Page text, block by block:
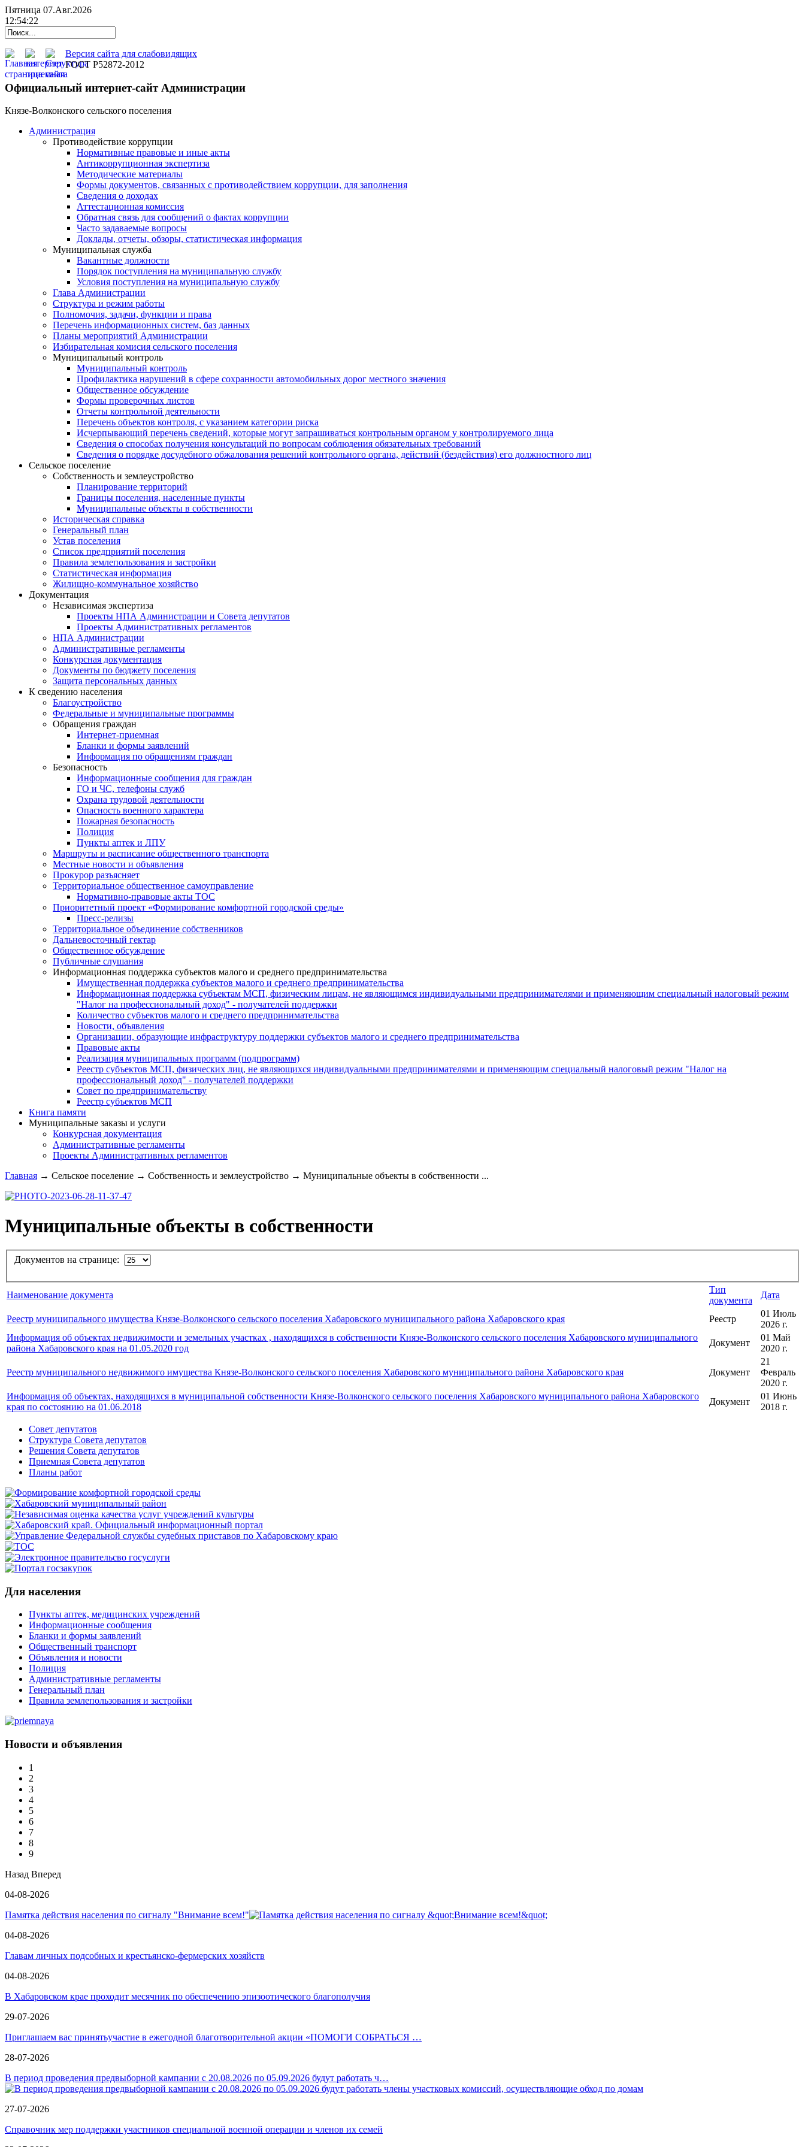
Пятница 07.Авг.2026
12:54:22
Версия сайта для слабовидящих
ГОСТ Р52872-2012
Официальный интернет-сайт Администрации
Князе-Волконского сельского поселения
Администрация
Противодействие коррупции
Нормативные правовые и иные акты
Антикоррупционная экспертиза
Методические материалы
Формы документов, связанных с противодействием коррупции, для заполнения
Сведения о доходах
Аттестационная комиссия
Обратная связь для сообщений о фактах коррупции
Часто задаваемые вопросы
Доклады, отчеты, обзоры, статистическая информация
Муниципальная служба
Вакантные должности
Порядок поступления на муниципальную службу
Условия поступления на муниципальную службу
Глава Администрации
Структура и режим работы
Полномочия, задачи, функции и права
Перечень информационных систем, баз данных
Планы мероприятий Администрации
Избирательная комисия сельского поселения
Муниципальный контроль
Муниципальный контроль
Профилактика нарушений в сфере сохранности автомобильных дорог местного значения
Общественное обсуждение
Формы проверочных листов
Отчеты контрольной деятельности
Перечень объектов контроля, с указанием категории риска
Исчерпывающий перечень сведений, которые могут запрашиваться контрольным органом у контролируемого лица
Сведения о способах получения консультаций по вопросам соблюдения обязательных требований
Сведения о порядке досудебного обжалования решений контрольного органа, действий (бездействия) его должностного лиц
Сельское поселение
Собственность и землеустройство
Планирование территорий
Границы поселения, населенные пункты
Муниципальные объекты в собственности
Историческая справка
Генеральный план
Устав поселения
Список предприятий поселения
Правила землепользования и застройки
Статистическая информация
Жилищно-коммунальное хозяйство
Документация
Независимая экспертиза
Проекты НПА Администрации и Совета депутатов
Проекты Административных регламентов
НПА Администрации
Административные регламенты
Конкурсная документация
Документы по бюджету поселения
Защита персональных данных
К сведению населения
Благоустройство
Федеральные и муниципальные программы
Обращения граждан
Интернет-приемная
Бланки и формы заявлений
Информация по обращениям граждан
Безопасность
Информационные сообщения для граждан
ГО и ЧС, телефоны служб
Охрана трудовой деятельности
Опасность военного характера
Пожарная безопасность
Полиция
Пункты аптек и ЛПУ
Маршруты и расписание общественного транспорта
Местные новости и объявления
Прокурор разъясняет
Территориальное общественное самоуправление
Нормативно-правовые акты ТОС
Приоритетный проект «Формирование комфортной городской среды»
Пресс-релизы
Территориальное объединение собственников
Дальневосточный гектар
Общественное обсуждение
Публичные слушания
Информационная поддержка субъектов малого и среднего предпринимательства
Имущественная поддержка субъектов малого и среднего предпринимательства
Информационная поддержка субъектам МСП, физическим лицам, не являющимся индивидуальными предпринимателями и применяющим специальный налоговый режим
"Налог на профессиональный доход" - получателей поддержки
Количество субъектов малого и среднего предпринимательства
Новости, объявления
Организации, образующие инфраструктуру поддержки субъектов малого и среднего предпринимательства
Правовые акты
Реализация муниципальных программ (подпрограмм)
Реестр субъектов МСП, физических лиц, не являющихся индивидуальными предпринимателями и применяющим специальный налоговый режим "Налог на
профессиональный доход" - получателей поддержки
Совет по предпринимательству
Реестр субъектов МСП
Книга памяти
Муниципальные заказы и услуги
Конкурсная документация
Административные регламенты
Проекты Административных регламентов
Главная → Сельское поселение → Собственность и землеустройство → Муниципальные объекты в собственности ...
Муниципальные объекты в собственности
Документов на странице:
Наименование документа
Тип
документа
Дата
Реестр муниципального имущества Князе-Волконского сельского поселения Хабаровского муниципального района Хабаровского края Реестр
01 Июль
2026 г.
Информация об объектах недвижимости и земельных участках , находящихся в собственности Князе-Волконского сельского поселения Хабаровского муниципального
района Хабаровского края на 01.05.2020 год
Документ
01 Май
2020 г.
Реестр муниципального недвижимого имущества Князе-Волконского сельского поселения Хабаровского муниципального района Хабаровского края Документ
21
Февраль
2020 г.
Информация об объектах, находящихся в муниципальной собственности Князе-Волконского сельского поселения Хабаровского муниципального района Хабаровского
края по состоянию на 01.06.2018
Документ
01 Июнь
2018 г.
Совет депутатов
Структура Совета депутатов
Решения Совета депутатов
Приемная Совета депутатов
Планы работ
Для населения
Пункты аптек, медицинских учреждений
Информационные сообщения
Бланки и формы заявлений
Общественный транспорт
Объявления и новости
Полиция
Административные регламенты
Генеральный план
Правила землепользования и застройки
Новости и объявления
1
2
3
4
5
6
7
8
9
Назад Вперед
04-08-2026
Памятка действия населения по сигналу "Внимание всем!"
04-08-2026
Главам личных подсобных и крестьянско-фермерских хозяйств
04-08-2026
В Хабаровском крае проходит месячник по обеспечению эпизоотического благополучия
29-07-2026
Приглашаем вас принятьучастие в ежегодной благотворительной акции «ПОМОГИ СОБРАТЬСЯ …
28-07-2026
В период проведения предвыборной кампании с 20.08.2026 по 05.09.2026 будут работать ч…
27-07-2026
Справочник мер поддержки участников специальной военной операции и членов их семей